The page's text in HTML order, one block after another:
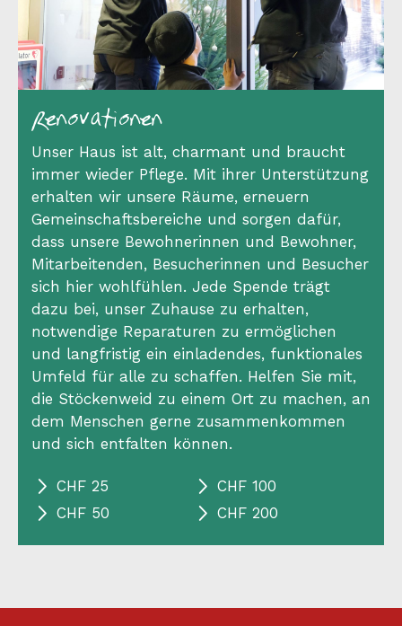
Renovationen
Unser Haus ist alt, charmant und braucht
immer wieder Pflege. Mit ihrer Unterstützung
erhalten wir unsere Räume, erneuern
Gemeinschaftsbereiche und sorgen dafür,
dass unsere Bewohnerinnen und Bewohner,
Mitarbeitenden, Besucherinnen und Besucher
sich hier wohlfühlen. Jede Spende trägt
dazu bei, unser Zuhause zu erhalten,
notwendige Reparaturen zu ermöglichen
und langfristig ein einladendes, funktionales
Umfeld für alle zu schaffen. Helfen Sie mit,
die Stöckenweid zu einem Ort zu machen, an
dem Menschen gerne zusammenkommen
und sich entfalten können.
CHF 25
CHF 50
CHF 100
CHF 200